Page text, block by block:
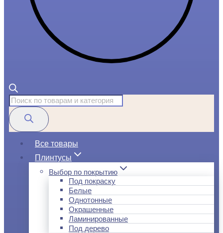
Поиск
товаров
Все товары
Плинтусы
Выбор по покрытию
Под покраску
Белые
Однотонные
Окрашенные
Ламинированные
Под дерево